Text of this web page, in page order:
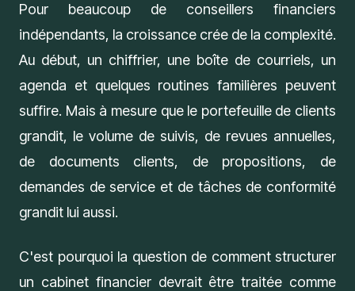
Pour beaucoup de conseillers financiers
indépendants, la croissance crée de la complexité.
Au début, un chiffrier, une boîte de courriels, un
agenda et quelques routines familières peuvent
suffire. Mais à mesure que le portefeuille de clients
grandit, le volume de suivis, de revues annuelles,
de documents clients, de propositions, de
demandes de service et de tâches de conformité
grandit lui aussi.
C'est pourquoi la question de comment structurer
un cabinet financier devrait être traitée comme